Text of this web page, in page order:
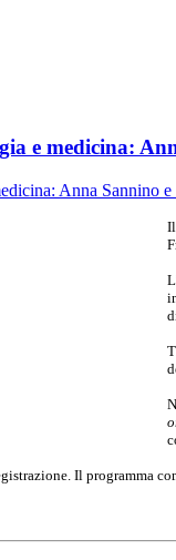
e medicina:
Il programma